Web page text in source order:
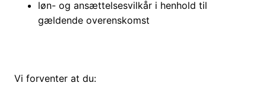
løn- og ansættelsesvilkår i henhold til
gældende overenskomst
Vi forventer at du: